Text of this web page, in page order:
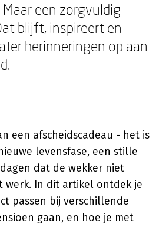
een zorgvuldig
blijft, inspireert en
herinneringen op aan
een afscheidscadeau - het is
levensfase, een stille
dat de wekker niet
werk. In dit artikel ontdek je
passen bij verschillende
gaan, en hoe je met